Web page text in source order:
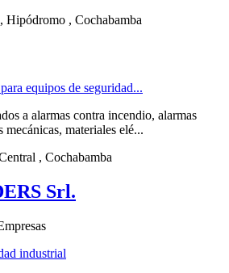
, Hipódromo , Cochabamba
equipos de seguridad...
a alarmas contra incendio, alarmas
materiales elé...
, Cochabamba
Srl.
industrial